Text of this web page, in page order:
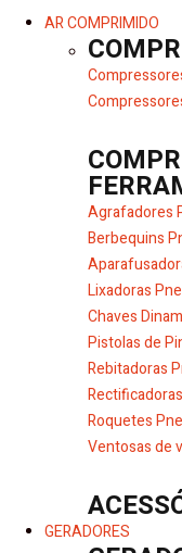
AR COMPRIMIDO
Agrafadores
Berbequins
Lixadoras
Chaves
Pistolas de
Rebitadoras
Roquetes
Ventosas de
GERADORES